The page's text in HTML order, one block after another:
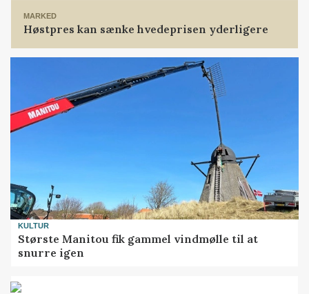
MARKED
Høstpres kan sænke hvedeprisen yderligere
KULTUR
Største Manitou fik gammel vindmølle til at
snurre igen